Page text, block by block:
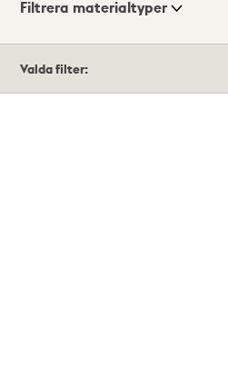
Visningsläge
Filtrera materialtyper
träffar
Valda filter: